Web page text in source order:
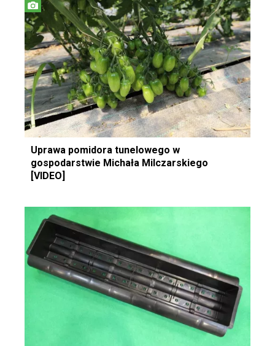
Uprawa pomidora tunelowego w
gospodarstwie Michała Milczarskiego
[VIDEO]